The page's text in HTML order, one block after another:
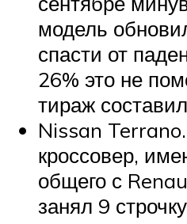
модель
спасти от
26% это не
тираж
Nissan
кроссовер,
общего с
занял 9